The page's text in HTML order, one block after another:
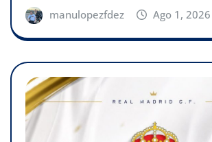
manulopezfdez Ago 1, 2026